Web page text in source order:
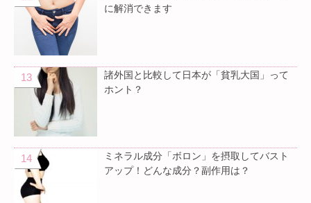
に解消できます
諸外国と比較して日本が「貧乳大国」って
ホント？
ミネラル成分「ボロン」を摂取してバスト
アップ！どんな成分？副作用は？